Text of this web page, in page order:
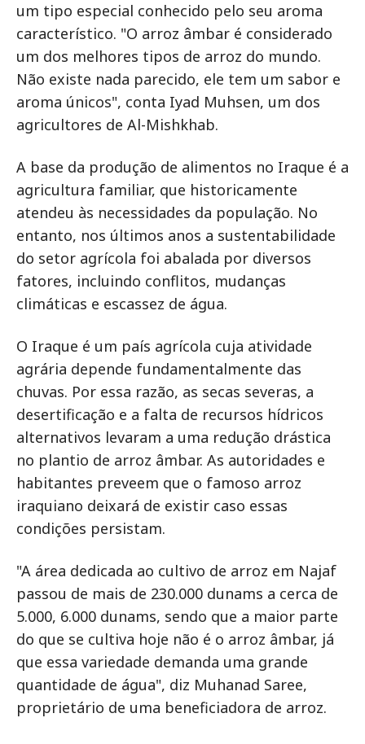
um tipo especial conhecido pelo seu aroma
característico. "O arroz âmbar é considerado
um dos melhores tipos de arroz do mundo.
Não existe nada parecido, ele tem um sabor e
aroma únicos", conta Iyad Muhsen, um dos
agricultores de Al-Mishkhab.
A base da produção de alimentos no Iraque é a
agricultura familiar, que historicamente
atendeu às necessidades da população. No
entanto, nos últimos anos a sustentabilidade
do setor agrícola foi abalada por diversos
fatores, incluindo conflitos, mudanças
climáticas e escassez de água.
O Iraque é um país agrícola cuja atividade
agrária depende fundamentalmente das
chuvas. Por essa razão, as secas severas, a
desertificação e a falta de recursos hídricos
alternativos levaram a uma redução drástica
no plantio de arroz âmbar. As autoridades e
habitantes preveem que o famoso arroz
iraquiano deixará de existir caso essas
condições persistam.
"A área dedicada ao cultivo de arroz em Najaf
passou de mais de 230.000 dunams a cerca de
5.000, 6.000 dunams, sendo que a maior parte
do que se cultiva hoje não é o arroz âmbar, já
que essa variedade demanda uma grande
quantidade de água", diz Muhanad Saree,
proprietário de uma beneficiadora de arroz.